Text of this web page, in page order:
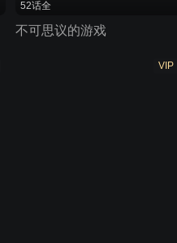
52话全
不可思议的游戏
VIP